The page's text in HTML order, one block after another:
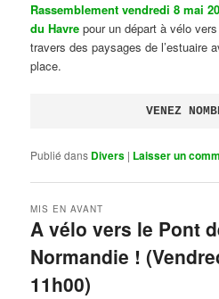
Rassemblement vendredi 8 mai
du Havre pour un départ à vélo
travers des paysages de l’estuaire
place.
VENEZ
Publié dans Divers | Laisser un
A vélo vers le Pont
Normandie !
11h00)
MIS EN AVANT